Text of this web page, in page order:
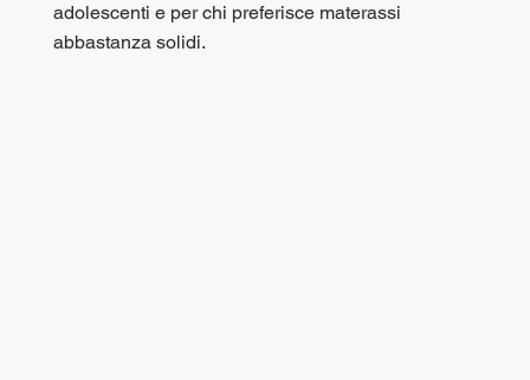
adolescenti e per chi preferisce materassi
abbastanza solidi.